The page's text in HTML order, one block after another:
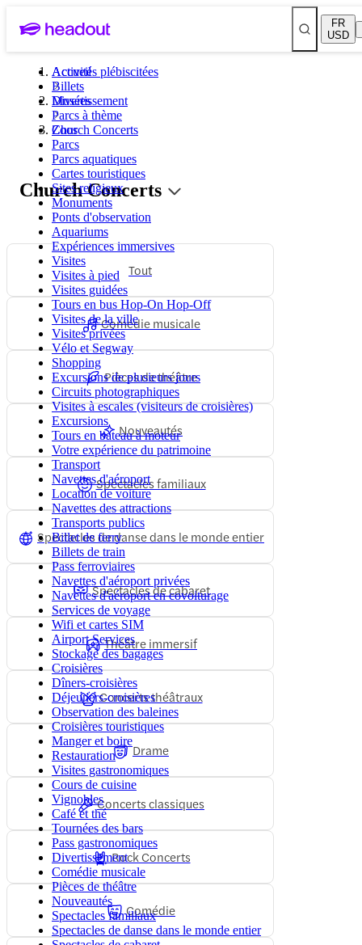
FR
USD
Activités plébiscitées
Billets
Musées
Parcs à thème
Zoos
Parcs
Parcs aquatiques
Cartes touristiques
Sites religieux
Monuments
Ponts d'observation
Aquariums
Expériences immersives
Visites
Visites à pied
Visites guidées
Tours en bus Hop-On Hop-Off
Visites de la ville
Visites privées
Vélo et Segway
Shopping
Excursions de plusieurs jours
Circuits photographiques
Visites à escales (visiteurs de croisières)
Excursions
Tours en bateau à moteur
Votre expérience du patrimoine
Transport
Navettes d'aéroport
Location de voiture
Navettes des attractions
Transports publics
Billet de ferry
Billets de train
Pass ferroviaires
Navettes d'aéroport privées
Navettes d'aéroport en covoiturage
Services de voyage
Wifi et cartes SIM
Airport Services
Stockage des bagages
Croisières
Dîners-croisières
Déjeuners-croisières
Observation des baleines
Croisières touristiques
Manger et boire
Restauration
Visites gastronomiques
Cours de cuisine
Vignobles
Café et thé
Tournées des bars
Pass gastronomiques
Divertissement
Comédie musicale
Pièces de théâtre
Nouveautés
Spectacles familiaux
Spectacles de danse dans le monde entier
Accueil
Divertissement
Church Concerts
Church Concerts
Tout
Comédie musicale
Pièces de théâtre
Nouveautés
Spectacles familiaux
Spectacles de danse dans le monde entier
Spectacles de cabaret
Théâtre immersif
Concerts théâtraux
Drame
Concerts classiques
Rock Concerts
Comédie